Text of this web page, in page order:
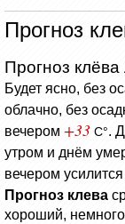
Прогноз
Прогноз
Будет ясно, без
облачно, без
вечером +33 C°.
утром и днём
вечером
Прогноз клева
хороший,